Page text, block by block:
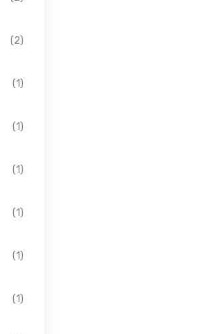
(2)
(1)
(1)
(1)
(1)
(1)
(1)